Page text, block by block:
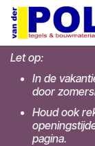
Overslaan naar
Let op:
In de
door
Houd ook
pagina.